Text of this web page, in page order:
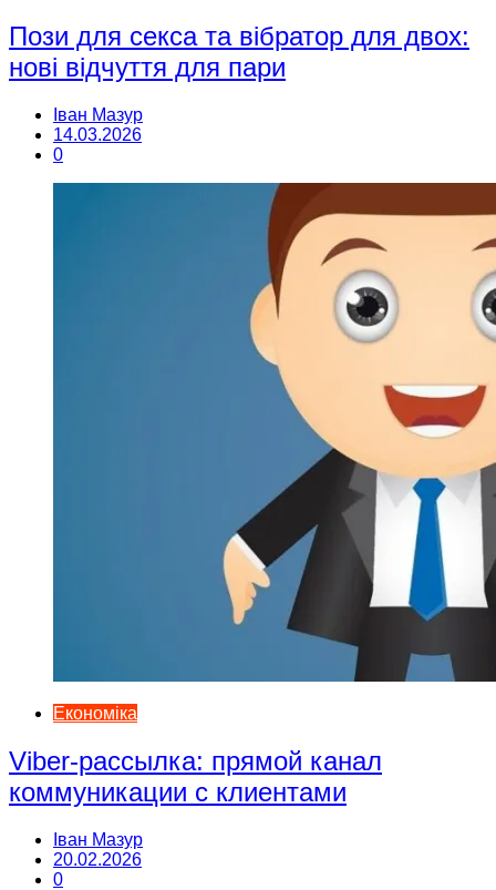
Пози для секса та вібратор для двох:
нові відчуття для пари
Іван Мазур
14.03.2026
0
Економіка
Viber-рассылка: прямой канал
коммуникации с клиентами
Іван Мазур
20.02.2026
0